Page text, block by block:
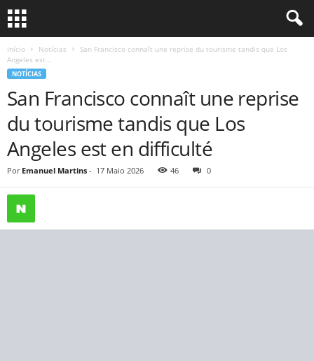
Início Notícias
San Francisco connaît une reprise du tourisme tandis que Los
Angeles est...
NOTÍCIAS
San Francisco connaît une reprise
du tourisme tandis que Los
Angeles est en difficulté
Por Emanuel Martins - 17 Maio 2026 46 0